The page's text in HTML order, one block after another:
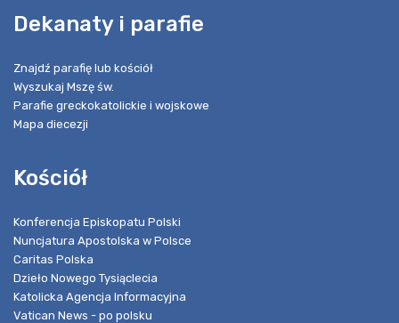
Dekanaty i parafie
Znajdź parafię lub kościół
Wyszukaj Mszę św.
Parafie greckokatolickie i wojskowe
Mapa diecezji
Kościół
Konferencja Episkopatu Polski
Nuncjatura Apostolska w Polsce
Caritas Polska
Dzieło Nowego Tysiąclecia
Katolicka Agencja Informacyjna
Vatican News - po polsku